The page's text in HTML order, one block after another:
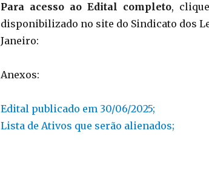
Para acesso ao Edital completo,
disponibilizado no site do Sindicato dos
Janeiro:
Anexos:
Edital publicado em 30/06/2025;
Lista de Ativos que serão alienados;